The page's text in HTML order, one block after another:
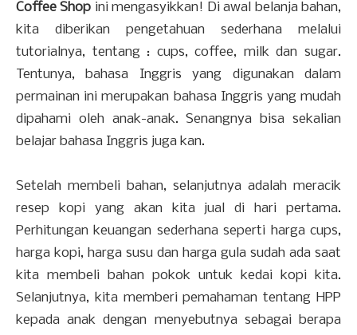
Coffee Shop ini mengasyikkan! Di awal belanja bahan,
kita diberikan pengetahuan sederhana melalui
tutorialnya, tentang : cups, coffee, milk dan sugar.
Tentunya, bahasa Inggris yang digunakan dalam
permainan ini merupakan bahasa Inggris yang mudah
dipahami oleh anak-anak. Senangnya bisa sekalian
belajar bahasa Inggris juga kan.
Setelah membeli bahan, selanjutnya adalah meracik
resep kopi yang akan kita jual di hari pertama.
Perhitungan keuangan sederhana seperti harga cups,
harga kopi, harga susu dan harga gula sudah ada saat
kita membeli bahan pokok untuk kedai kopi kita.
Selanjutnya, kita memberi pemahaman tentang HPP
kepada anak dengan menyebutnya sebagai berapa